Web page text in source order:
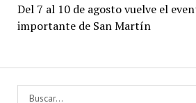
Del 7 al 10 de agosto vuelve el
importante de San Martín